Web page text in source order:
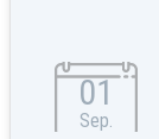
01
Sep.